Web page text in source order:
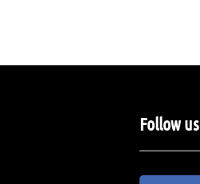
Follow us